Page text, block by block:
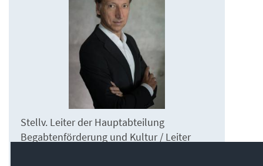
Stellv. Leiter der Hauptabteilung
Begabtenförderung und Kultur / Leiter